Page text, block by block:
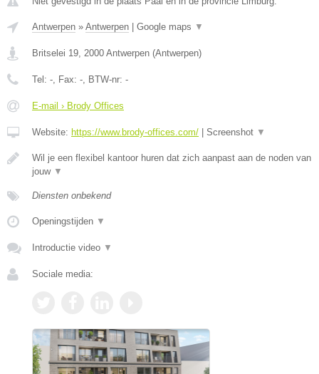
Antwerpen » Antwerpen Google maps ▼
Britselei 19, 2000 Antwerpen (Antwerpen)
Tel: -, Fax: -, BTW-nr: -
E-mail › Brody Offices
Website: https://www.brody-offices.com/ Screenshot ▼
Wil je een flexibel kantoor huren dat zich aanpast aan de noden van
jouw ▼
Diensten onbekend
Openingstijden ▼
Introductie video ▼
Sociale media: